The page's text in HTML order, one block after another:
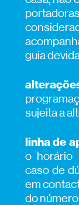
guia
sujeita a
linha de
o horário
caso de
em
do